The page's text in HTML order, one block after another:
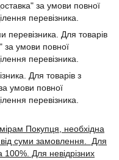
за умови повної
перевізника.
перевізника. Для товарів
за умови повної
перевізника.
Для товарів з
умови повної
перевізника.
Покупця, необхідна
від суми замовлення. Для
Для невідрізних